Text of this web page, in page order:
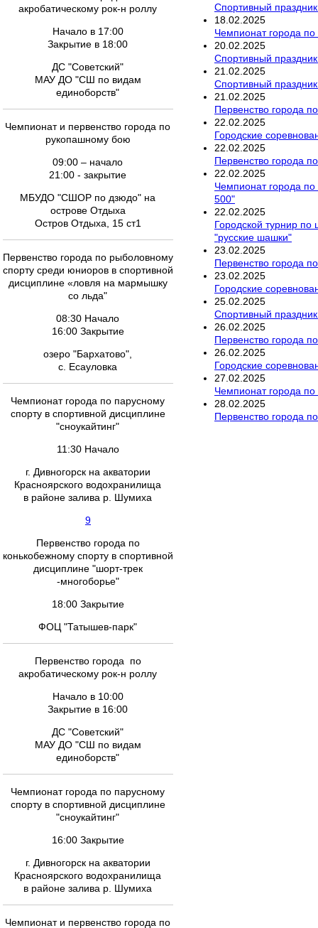
акробатическому рок-н роллу
Начало в 17:00
Закрытие в 18:00
ДС "Советский"
МАУ ДО "СШ по видам
единоборств"
Чемпионат и первенство города по
рукопашному бою
09:00 – начало
21:00 - закрытие
МБУДО "СШОР по дзюдо" на
острове Отдыха
Остров Отдыха, 15 ст1
Первенство города по рыболовному
спорту среди юниоров в спортивной
дисциплине «ловля на мармышку
со льда"
08:30 Начало
16:00 Закрытие
озеро "Бархатово",
с. Есауловка
Чемпионат города по парусному
спорту в спортивной дисциплине
"сноукайтинг"
11:30 Начало
г. Дивногорск на акватории
Красноярского водохранилища
в районе залива р. Шумиха
9
Первенство города по
конькобежному спорту в спортивной
дисциплине "шорт-трек
-многоборье"
18:00 Закрытие
ФОЦ "Татышев-парк"
Первенство города по
акробатическому рок-н роллу
Начало в 10:00
Закрытие в 16:00
ДС "Советский"
МАУ ДО "СШ по видам
единоборств"
Чемпионат города по парусному
спорту в спортивной дисциплине
"сноукайтинг"
16:00 Закрытие
г. Дивногорск на акватории
Красноярского водохранилища
в районе залива р. Шумиха
Чемпионат и первенство города по
Спортивный
18 02 2025
Чемпионат города по
20 02 2025
Спортивный
21 02 2025
Спортивный
21 02 2025
Первенство города
22 02 2025
Городские
22 02 2025
Первенство города
22 02 2025
Чемпионат города по
500"
22 02 2025
Городской турнир
"русские шашки"
23 02 2025
Первенство города
23 02 2025
Городские
25 02 2025
Спортивный
26 02 2025
Первенство города
26 02 2025
Городские
27 02 2025
Чемпионат города
28 02 2025
Первенство города